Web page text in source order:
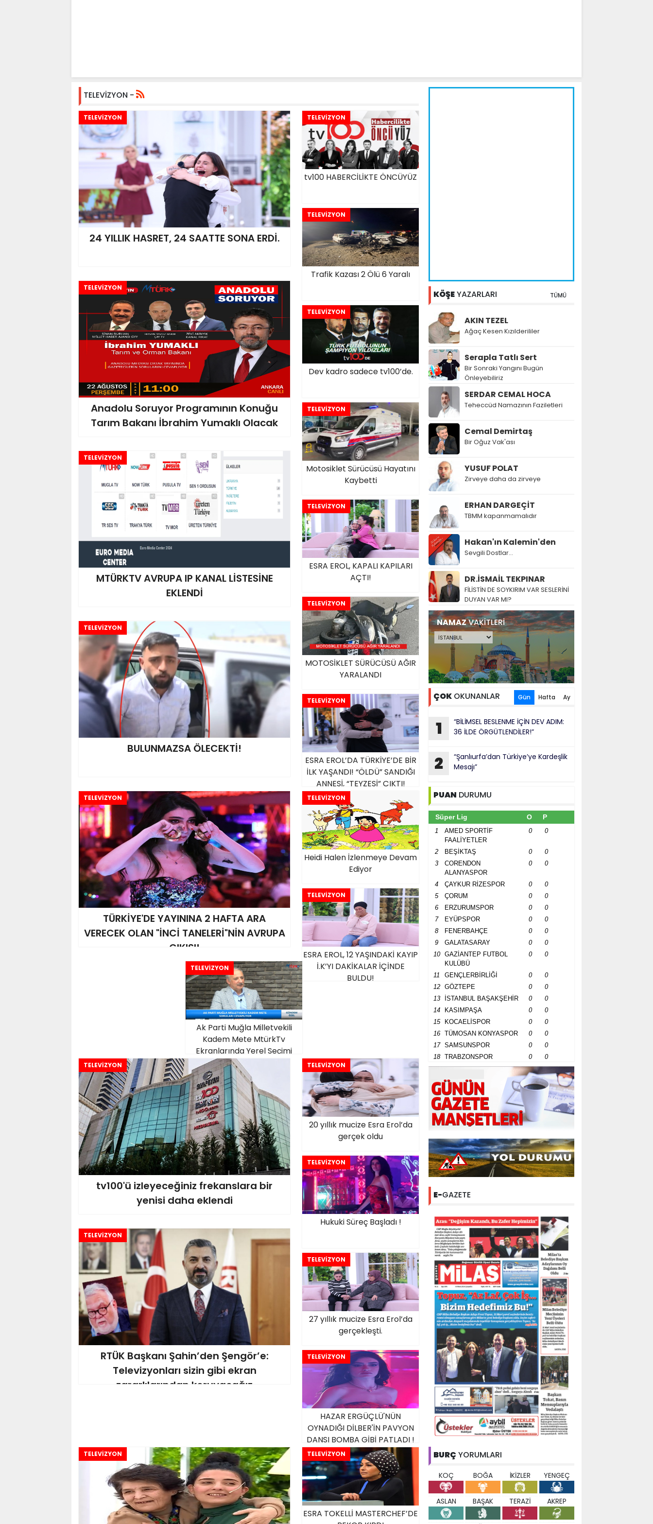
TELEVİZYON -
TELEVİZYON
24 YILLIK HASRET, 24 SAATTE SONA ERDİ.
TELEVİZYON
tv100 HABERCİLİKTE ÖNCÜYÜZ
TELEVİZYON
Trafik Kazası 2 Ölü 6 Yaralı
TELEVİZYON
Anadolu Soruyor Programının Konuğu
Tarım Bakanı İbrahim Yumaklı Olacak
TELEVİZYON
Dev kadro sadece tv100’de.
TELEVİZYON
Motosiklet Sürücüsü Hayatını
Kaybetti
TELEVİZYON
MTÜRKTV AVRUPA IP KANAL LİSTESİNE
EKLENDİ
TELEVİZYON
ESRA EROL, KAPALI KAPILARI
AÇTI!
TELEVİZYON
MOTOSİKLET SÜRÜCÜSÜ AĞIR
YARALANDI
TELEVİZYON
BULUNMAZSA ÖLECEKTİ!
TELEVİZYON
ESRA EROL’DA TÜRKİYE’DE BİR
İLK YAŞANDI! “ÖLDÜ” SANDIĞI
ANNESİ, “TEYZESİ” ÇIKTI!
TELEVİZYON
Heidi Halen İzlenmeye Devam
Ediyor
TELEVİZYON
TÜRKİYE'DE YAYININA 2 HAFTA ARA
VERECEK OLAN "İNCİ TANELERİ"NİN AVRUPA
ÇIKIŞI!
TELEVİZYON
ESRA EROL, 12 YAŞINDAKİ KAYIP
İ.K’YI DAKİKALAR İÇİNDE
BULDU!
TELEVİZYON
Ak Parti Muğla Milletvekili
Kadem Mete MtürkTv
Ekranlarında Yerel Seçimi
Değerlendirdi
TELEVİZYON
tv100'ü izleyeceğiniz frekanslara bir
yenisi daha eklendi
TELEVİZYON
20 yıllık mucize Esra Erol’da
gerçek oldu
TELEVİZYON
Hukuki Süreç Başladı !
TELEVİZYON
RTÜK Başkanı Şahin’den Şengör’e:
Televizyonları sizin gibi ekran
zararlılarından koruyacağız
TELEVİZYON
27 yıllık mucize Esra Erol’da
gerçekleşti.
TELEVİZYON
HAZAR ERGÜÇLÜ'NÜN
OYNADIĞI DİLBER'İN PAVYON
DANSI BOMBA GİBİ PATLADI !
TELEVİZYON TELEVİZYON
ESRA TOKELLİ MASTERCHEF’DE
KÖŞEYAZARLARI TÜMÜ
AKIN TEZEL
Ağaç Kesen Kızılderililer
Serapla Tatlı Sert
Bir Sonraki Yangını Bugün
Önleyebiliriz
SERDAR CEMAL HOCA
Teheccüd Namazının Faziletleri
Cemal Demirtaş
Bir Oğuz Vak'ası
YUSUF POLAT
Zirveye daha da zirveye
ERHAN DARGEÇİT
TBMM kapanmamalıdır
Hakan'ın Kalemin'den
Sevgili Dostlar...
DR.İSMAİL TEKPINAR
FİLİSTİN DE SOYKIRIM VAR SESLERİNİ
DUYAN VAR MI?
NAMAZVAKİTLERİ
ÇOK OKUNANLAR Gün Hafta Ay
1
“BİLİMSEL BESLENME İÇİN DEV ADIM:
36 İLDE ÖRGÜTLENDİLER!”
2
“Şanlıurfa’dan Türkiye’ye Kardeşlik
Mesajı”
PUAN DURUMU
Süper Lig O P
1
AMED SPORTİF
FAALİYETLER
0 0
2 BEŞİKTAŞ 0
0
3
CORENDON
ALANYASPOR
0 0
4 ÇAYKUR RİZESPOR 0
0
5
ÇORUM 0
0
6
ERZURUMSPOR 0
0
7
EYÜPSPOR 0
0
8
FENERBAHÇE 0
0
9
GALATASARAY 0
0
10
GAZİANTEP FUTBOL
KULÜBÜ
0 0
11 GENÇLERBİRLİĞİ 0
0
12
GÖZTEPE 0
0
13
İSTANBUL BAŞAKŞEHİR 0
0
14
KASIMPAŞA 0
0
15
KOCAELİSPOR 0
0
16
TÜMOSAN KONYASPOR 0
0
17
SAMSUNSPOR 0
0
18
TRABZONSPOR 0 0
E-GAZETE
BURÇ YORUMLARI
KOÇ BOĞA İKİZLER YENGEÇ
ASLAN BAŞAK TERAZİ AKREP